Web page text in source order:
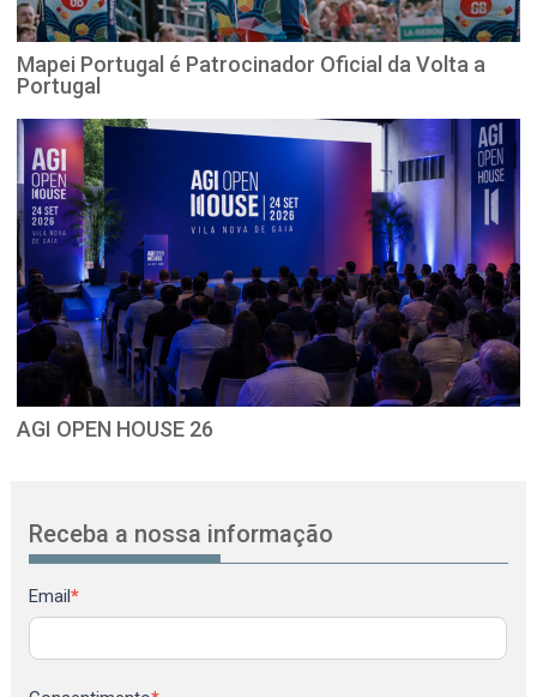
Mapei Portugal é Patrocinador Oficial da Volta a
Portugal
AGI OPEN HOUSE 26
Receba a nossa informação
Newsletter
Email*